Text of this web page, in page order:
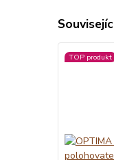
TOP produkt